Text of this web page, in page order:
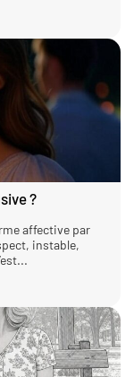
?
affective par
instable,